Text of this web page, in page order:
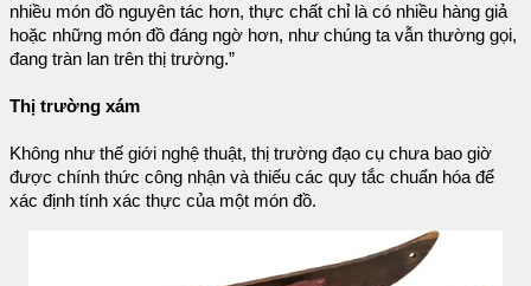
nhiều món đồ nguyên tác hơn, thực chất chỉ là có nhiều hàng giả
hoặc những món đồ đáng ngờ hơn, như chúng ta vẫn thường gọi,
đang tràn lan trên thị trường.”
Thị trường xám
Không như thế giới nghệ thuật, thị trường đạo cụ chưa bao giờ
được chính thức công nhận và thiếu các quy tắc chuẩn hóa để
xác định tính xác thực của một món đồ.